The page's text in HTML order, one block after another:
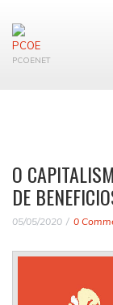
PCOENET
O
DE
05/05/2020 0